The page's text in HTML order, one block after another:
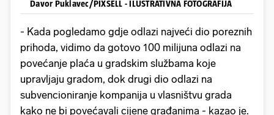
Davor Puklavec/PIXSELL - ILUSTRATIVNA FOTOGRAFIJA
- Kada pogledamo gdje odlazi najveći dio poreznih
prihoda, vidimo da gotovo 100 milijuna odlazi na
povećanje plaća u gradskim službama koje
upravljaju gradom, dok drugi dio odlazi na
subvencioniranje kompanija u vlasništvu grada
kako ne bi povećavali cijene građanima - kazao je.